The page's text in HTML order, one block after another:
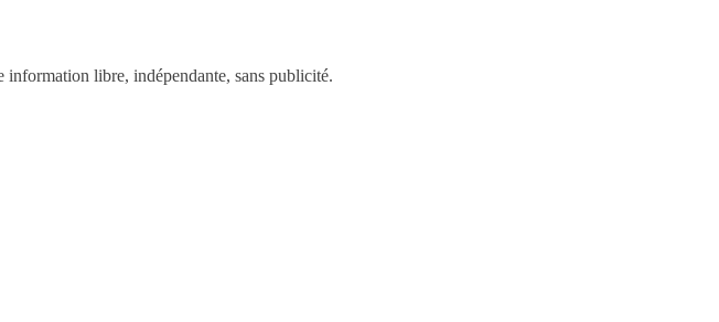
libre, indépendante, sans publicité.